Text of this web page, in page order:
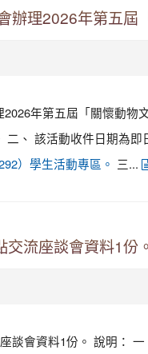
辦理2026年第五屆
年第五屆「關懷動
二、 該活動收件日期為
）學生活動專區。 三...
流座談會資料1份
談會資料1份。 說明：